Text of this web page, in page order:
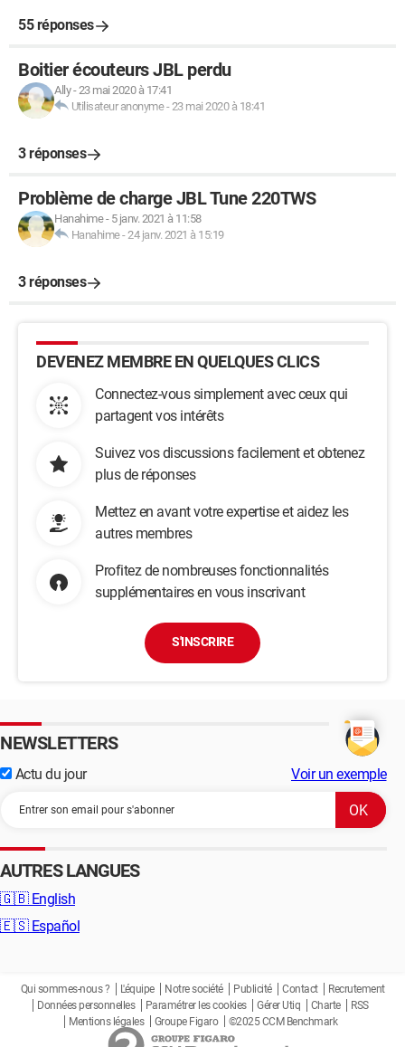
55 réponses
Boitier écouteurs JBL perdu
Ally-23 mai 2020 à 17:41
Utilisateur anonyme-23 mai 2020 à 18:41
3 réponses
Problème de charge JBL Tune 220TWS
Hanahime- 5 janv. 2021 à 11:58
Hanahime-24 janv. 2021 à 15:19
3 réponses
DEVENEZ MEMBRE EN QUELQUES CLICS
Connectez-vous simplement avec ceux qui
partagent vos intérêts
Suivez vos discussions facilement et obtenez
plus de réponses
Mettez en avant votre expertise et aidez les
autres membres
Profitez de nombreuses fonctionnalités
supplémentaires en vous inscrivant
S'INSCRIRE
NEWSLETTERS
Actu du jour Voir un exemple
AUTRES LANGUES
🇬🇧 English
🇪🇸 Español
Qui sommes-nous ? L'équipe Notre société Publicité Contact
Recrutement
Données personnelles
Paramétrer les cookies Gérer Utiq Charte
RSS
Mentions légales
Groupe Figaro ©2025 CCM Benchmark